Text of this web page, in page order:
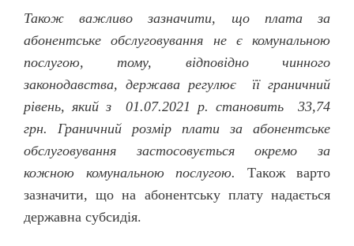
Також важливо зазначити, що плата за
абонентське обслуговування не є комунальною
послугою, тому, відповідно чинного
законодавства, держава регулює її граничний
рівень, який з 01.07.2021 р. становить 33,74
грн. Граничний розмір плати за абонентське
обслуговування застосовується окремо за
кожною комунальною послугою. Також варто
зазначити, що на абонентську плату надається
державна субсидія.